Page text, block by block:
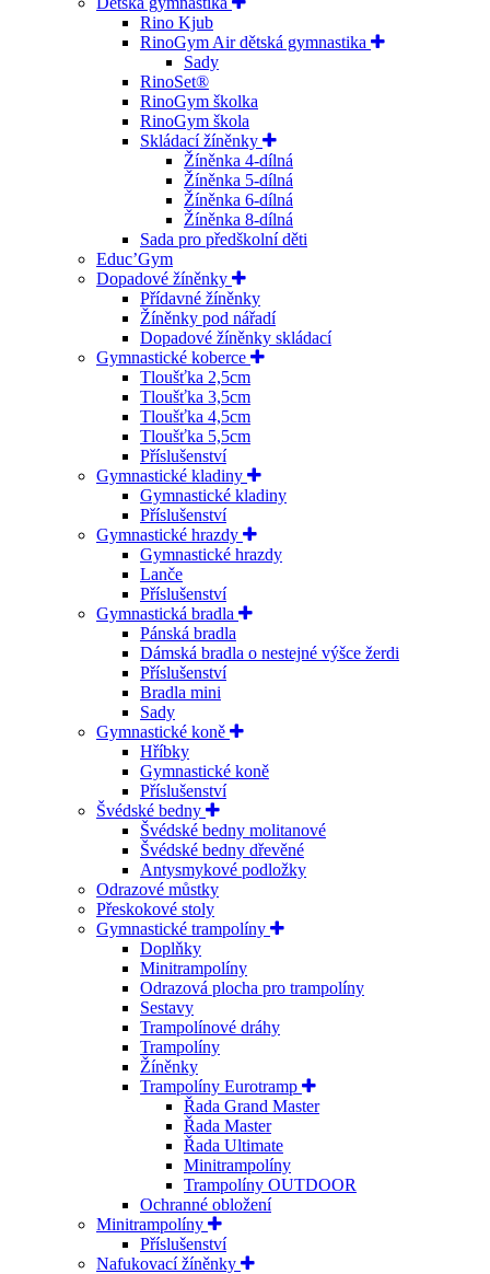
Rino Kjub
RinoGym Air dětská gymnastika
Sady
RinoSet®
RinoGym školka
RinoGym škola
Skládací žíněnky
Žíněnka 4-dílná
Žíněnka 5-dílná
Žíněnka 6-dílná
Žíněnka 8-dílná
Sada pro předškolní děti
Educ’Gym
Dopadové žíněnky
Přídavné žíněnky
Žíněnky pod nářadí
Dopadové žíněnky skládací
Gymnastické koberce
Tloušťka 2,5cm
Tloušťka 3,5cm
Tloušťka 4,5cm
Tloušťka 5,5cm
Příslušenství
Gymnastické kladiny
Gymnastické kladiny
Příslušenství
Gymnastické hrazdy
Gymnastické hrazdy
Lanče
Příslušenství
Gymnastická bradla
Pánská bradla
Dámská bradla o nestejné výšce žerdi
Příslušenství
Bradla mini
Sady
Gymnastické koně
Hříbky
Gymnastické koně
Příslušenství
Švédské bedny
Švédské bedny molitanové
Švédské bedny dřevěné
Antysmykové podložky
Odrazové můstky
Přeskokové stoly
Gymnastické trampolíny
Doplňky
Minitrampolíny
Odrazová plocha pro trampolíny
Sestavy
Trampolínové dráhy
Trampolíny
Žíněnky
Trampolíny Eurotramp
Řada Grand Master
Řada Master
Řada Ultimate
Minitrampolíny
Trampolíny OUTDOOR
Ochranné obložení
Minitrampolíny
Příslušenství
Nafukovací žíněnky